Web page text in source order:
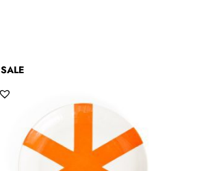
SALE